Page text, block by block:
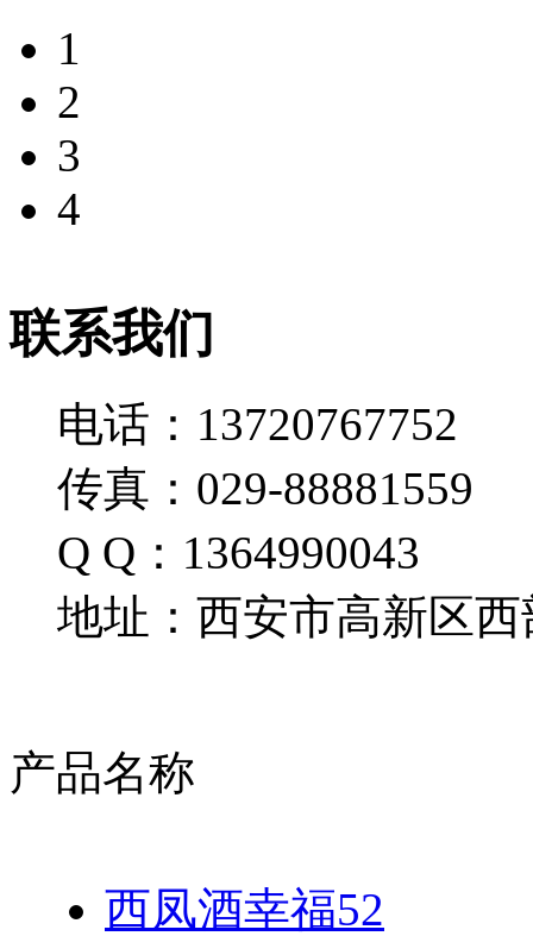
1
2
3
4
联系我们
电话：13720767752
传真：029-88881559
Q Q：1364990043
地址：西安市高新区西
产品名称
西凤酒幸福52